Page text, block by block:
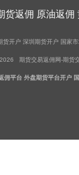
货返佣 原油返
货开户 深圳期货开户 国家
2026 期货交易返佣网-期货
佣平台 外盘期货平台开户